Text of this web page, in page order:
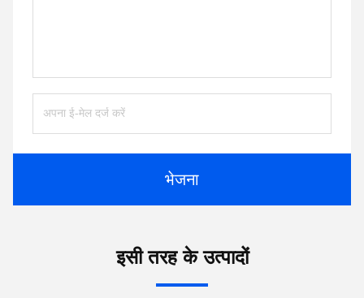
भेजना
इसी तरह के उत्पादों